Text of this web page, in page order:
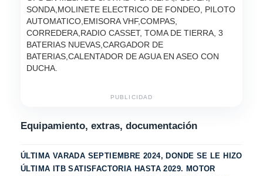
SONDA,MOLINETE ELECTRICO DE FONDEO, PILOTO
AUTOMATICO,EMISORA VHF,COMPAS,
CORREDERA,RADIO CASSET, TOMA DE TIERRA, 3
BATERIAS NUEVAS,CARGADOR DE
BATERIAS,CALENTADOR DE AGUA EN ASEO CON
DUCHA.
PUBLICIDAD
Equipamiento, extras, documentación
ÚLTIMA VARADA SEPTIEMBRE 2024, DONDE SE LE HIZO
ÚLTIMA ITB SATISFACTORIA HASTA 2029. MOTOR